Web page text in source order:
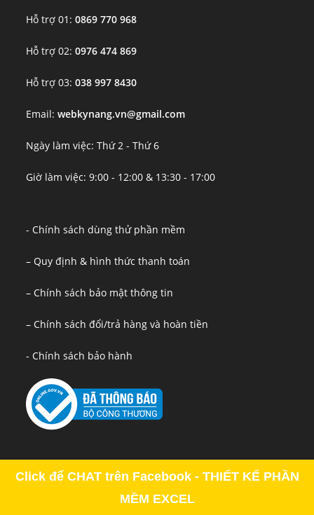
Hỗ trợ 01:0869 770 968
Hỗ trợ 02:0976 474 869
Hỗ trợ 03:038 997 8430
Email:webkynang.vn@gmail.com
Ngày làm việc: Thứ 2 - Thứ 6
Giờ làm việc: 9:00 - 12:00 & 13:30 - 17:00
- Chính sách dùng thử phần mềm
– Quy định & hình thức thanh toán
– Chính sách bảo mật thông tin
– Chính sách đổi/trả hàng và hoàn tiền
- Chính sách bảo hành
Copyright - OceanWP Theme by OceanWP
Click để CHAT trên Facebook - THIẾT KẾ PHẦN
MỀM EXCEL